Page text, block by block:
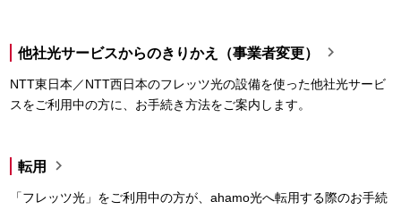
他社光サービスからのきりかえ（事業者変更） 
NTT東日本／NTT西日本のフレッツ光の設備を使った他社光サービ
スをご利用中の方に、お手続き方法をご案内します。
転用 
「フレッツ光」をご利用中の方が、ahamo光へ転用する際のお手続